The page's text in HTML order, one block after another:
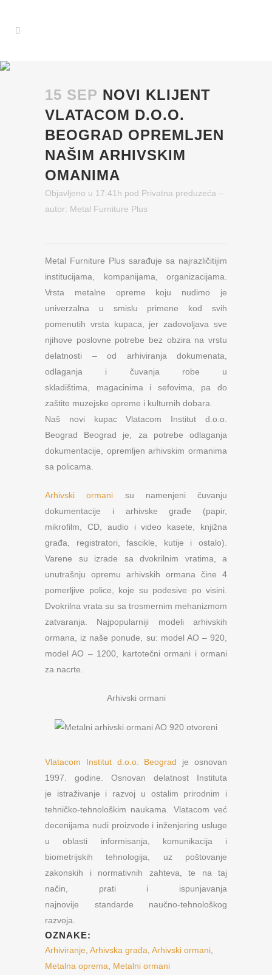
15 SEP NOVI KLIJENT
VLATACOM D.O.O.
BEOGRAD OPREMLJEN
NAŠIM ARHIVSKIM
OMANIMA
Objavljeno u 17:41h pod Privatna preduzeća –
autor: Metal Furniture Plus
Metal Furniture Plus sarađuje sa najrazličitijim
institucijama, kompanijama, organizacijama.
Vrsta metalne opreme koju nudimo je
univerzalna u smislu primene kod svih
pomenutih vrsta kupaca, jer zadovoljava sve
njihove poslovne potrebe bez obzira na vrstu
delatnosti – od arhiviranja dokumenata,
odlaganja i čuvanja robe u
skladištima, magacinima i sefovima, pa do
zaštite muzejske opreme i kulturnih dobara.
Naš novi kupac Vlatacom Institut d.o.o.
Beograd Beograd je, za potrebe odlaganja
dokumentacije, opremljen arhivskim ormanima
sa policama.
Arhivski ormani su namenjeni čuvanju
dokumentacije i arhivske građe (papir,
mikrofilm, CD, audio i video kasete, knjižna
građa, registratori, fascikle, kutije i ostalo).
Varene su izrade sa dvokrilnim vratima, a
unutrašnju opremu arhivskih ormana čine 4
pomerljive police, koje su podesive po visini.
Dvokrilna vrata su sa trosmernim mehanizmom
zatvaranja. Najpopularniji modeli arhivskih
ormana, iz naše ponude, su: model AO – 920,
model AO – 1200, kartotečni ormani i ormani
za nacrte.
Arhivski ormani
Vlatacom Institut d.o.o. Beograd je osnovan
1997. godine. Osnovan delatnost Instituta
je istraživanje i razvoj u ostalim prirodnim i
tehničko-tehnološkim naukama. Vlatacom već
decenijama nudi proizvode i inženjering usluge
u oblasti informisanja, komunikacija i
biometrijskih tehnologija, uz poštovanje
zakonskih i normativnih zahteva, te na taj
način, prati i ispunjavanja
najnovije standarde naučno-tehnološkog
razvoja.
OZNAKE:
Arhiviranje, Arhivska građa, Arhivski ormani,
Metalna oprema, Metalni ormani